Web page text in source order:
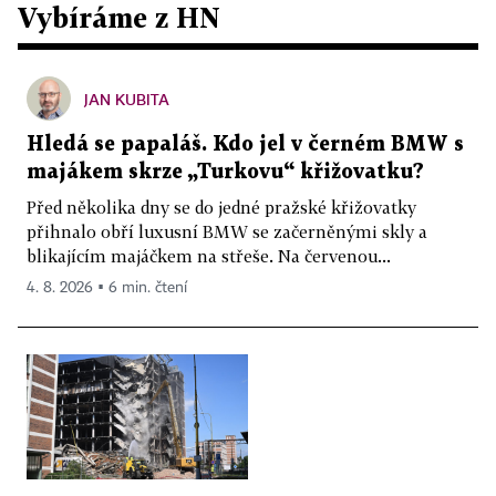
Vybíráme z HN
JAN KUBITA
Hledá se papaláš. Kdo jel v černém BMW s
majákem skrze „Turkovu“ křižovatku?
Před několika dny se do jedné pražské křižovatky
přihnalo obří luxusní BMW se začerněnými skly a
blikajícím majáčkem na střeše. Na červenou...
4. 8. 2026 ▪ 6 min. čtení